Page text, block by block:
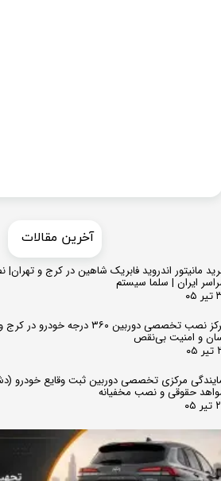
مانیتور اندروید فابریک شاهین در کرج و
ایران | سلما سیستم
مرکز نصب تخصصی دوربین ۳۶۰
و امنیت بی‌نقص
مرکزی تخصصی دوربین ثبت وقایع خودرو
حقوقی و نصب مخفیانه
​​آخرین مقالات